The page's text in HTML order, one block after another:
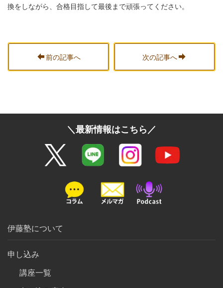
換をしながら、合格目指して最後まで頑張ってください。
前の記事へ 次の記事へ
＼最新情報はこちら／
伊藤塾について
申し込み
講座一覧